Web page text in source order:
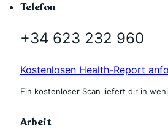
Telefon
+34 623 232 960
Kostenlosen Health-Report
Ein kostenloser Scan liefert dir in
Arbeit